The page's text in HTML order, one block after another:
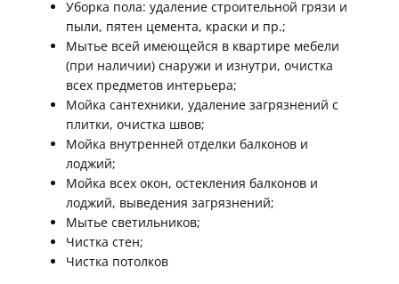
Уборка пола: удаление строительной грязи и
пыли, пятен цемента, краски и пр.;
Мытье всей имеющейся в квартире мебели
(при наличии) снаружи и изнутри, очистка
всех предметов интерьера;
Мойка сантехники, удаление загрязнений с
плитки, очистка швов;
Мойка внутренней отделки балконов и
лоджий;
Мойка всех окон, остекления балконов и
лоджий, выведения загрязнений;
Мытье светильников;
Чистка стен;
Чистка потолков